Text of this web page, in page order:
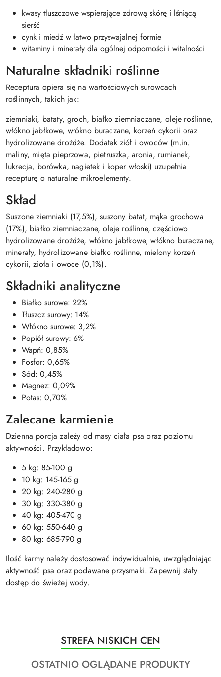
kwasy tłuszczowe wspierające zdrową skórę i lśniącą
sierść
cynk i miedź w łatwo przyswajalnej formie
witaminy i minerały dla ogólnej odporności i witalności
Naturalne składniki roślinne
Receptura opiera się na wartościowych surowcach
roślinnych, takich jak:
ziemniaki, bataty, groch, białko ziemniaczane, oleje roślinne,
włókno jabłkowe, włókno buraczane, korzeń cykorii oraz
hydrolizowane drożdże. Dodatek ziół i owoców (m.in.
maliny, mięta pieprzowa, pietruszka, aronia, rumianek,
lukrecja, borówka, nagietek i koper włoski) uzupełnia
recepturę o naturalne mikroelementy.
Skład
Suszone ziemniaki (17,5%), suszony batat, mąka grochowa
(17%), białko ziemniaczane, oleje roślinne, częściowo
hydrolizowane drożdże, włókno jabłkowe, włókno buraczane,
minerały, hydrolizowane białko roślinne, mielony korzeń
cykorii, zioła i owoce (0,1%).
Składniki analityczne
Białko surowe: 22%
Tłuszcz surowy: 14%
Włókno surowe: 3,2%
Popiół surowy: 6%
Wapń: 0,85%
Fosfor: 0,65%
Sód: 0,45%
Magnez: 0,09%
Potas: 0,70%
Zalecane karmienie
Dzienna porcja zależy od masy ciała psa oraz poziomu
aktywności. Przykładowo:
5 kg: 85-100 g
10 kg: 145-165 g
20 kg: 240-280 g
30 kg: 330-380 g
40 kg: 405-470 g
60 kg: 550-640 g
80 kg: 685-790 g
Ilość karmy należy dostosować indywidualnie, uwzględniając
aktywność psa oraz podawane przysmaki. Zapewnij stały
dostęp do świeżej wody.
Pomiń karuzelę produktów
Produkty
o
statusie:
STREFA NISKICH CEN
Produkty
OSTATNIO OGLĄDANE PRODUKTY